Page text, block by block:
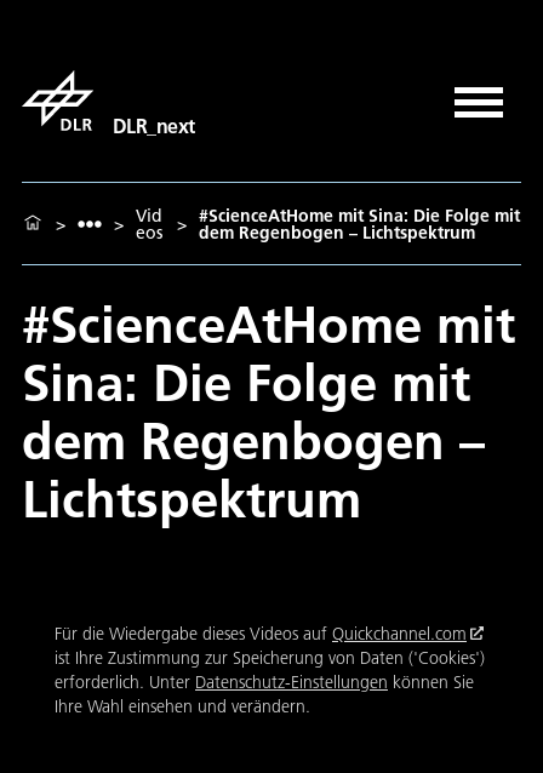
DLR_next
> > Vid
eos > #ScienceAtHome mit Sina: Die Folge mit
dem Regenbogen – Lichtspektrum
#ScienceAtHome mit
Sina: Die Folge mit
dem Regenbogen –
Lichtspektrum
Für die Wiedergabe dieses Videos auf Quickchannel.com
ist Ihre Zustimmung zur Speicherung von Daten ('Cookies')
erforderlich. Unter Datenschutz-Einstellungen können Sie
Ihre Wahl einsehen und verändern.